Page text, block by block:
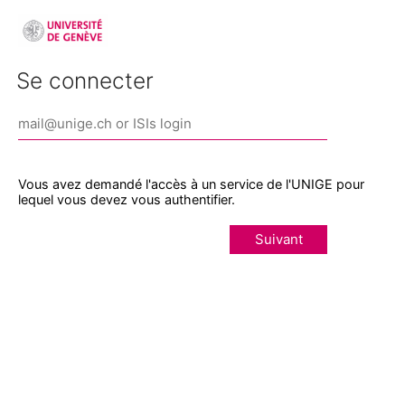
Se connecter
Vous avez demandé l'accès à un service de l'UNIGE pour
lequel vous devez vous authentifier.
Suivant